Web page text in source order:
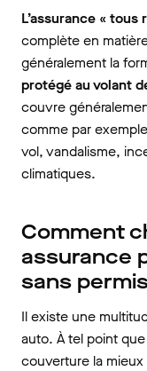
L’assurance « tous
complète en
généralement la
protégé au volant
couvre
comme par
vol, vandalisme,
climatiques.
Comment
assurance
sans
Il existe une
auto. À tel point
couverture la